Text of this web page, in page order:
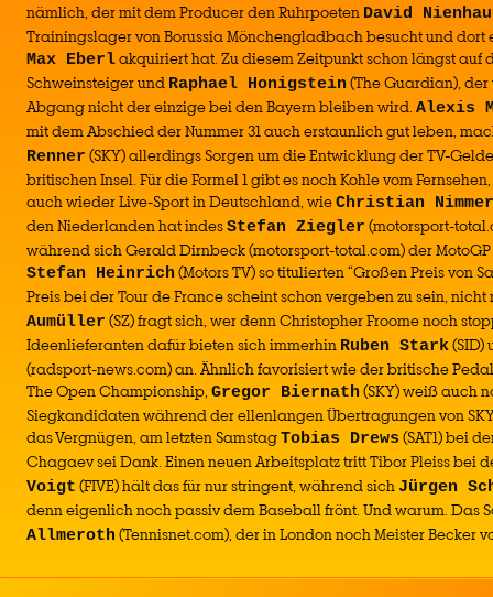
nämlich, der mit dem Producer den Ruhrpoeten David
Trainingslager von Borussia Mönchengladbach besucht und dort
Max Eberlakquiriert hat. Zu diesem Zeitpunkt schon längst auf
Schweinsteiger und Raphael Honigstein (The Guardian),
Abgang nicht der einzige bei den Bayern bleiben wird.Alexis
mit dem Abschied der Nummer 31 auch erstaunlich gut leben,
Renner (SKY) allerdings Sorgen um die Entwicklung der TV-
britischen Insel. Für die Formel 1 gibt es noch Kohle vom
auch wieder Live-Sport in Deutschland, wieChristian
den Niederlanden hat indesStefan Ziegler (motorsport-
während sich Gerald Dirnbeck (motorsport-total.com) der
Stefan Heinrich (Motors TV) so titulierten “Großen Preis von
Preis bei der Tour de France scheint schon vergeben zu sein,
Aumüller (SZ) fragt sich, wer denn Christopher Froome noch
Ideenlieferanten dafür bieten sich immerhin Ruben Stark(SID)
(radsport-news.com) an. Ähnlich favorisiert wie der britische
The Open Championship, Gregor Biernath (SKY) weiß auch
Siegkandidaten während der ellenlangen Übertragungen von
das Vergnügen, am letzten SamstagTobias Drews (SAT1) bei
Chagaev sei Dank. Einen neuen Arbeitsplatz tritt Tibor Pleiss bei
Voigt (FIVE) hält das für nur stringent, während sichJürgen
denn eigenlich noch passiv dem Baseball frönt. Und warum. Das
Allmeroth (Tennisnet.com), der in London noch Meister Becker